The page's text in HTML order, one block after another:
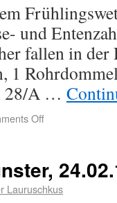
und
fallen in der
1
28/A …
Off
Lauruschkus